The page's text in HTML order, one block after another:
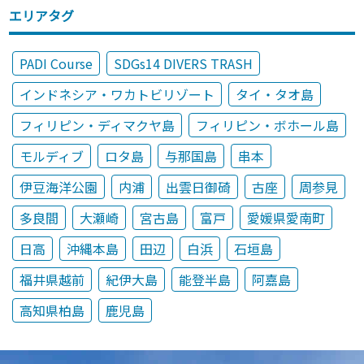
エリアタグ
PADI Course
SDGs14 DIVERS TRASH
インドネシア・ワカトビリゾート
タイ・タオ島
フィリピン・ディマクヤ島
フィリピン・ボホール島
モルディブ
ロタ島 与那国島
串本
伊豆海洋公園
内浦 出雲日御碕 古座
周参見
多良間
大瀬崎 宮古島 富戸
愛媛県愛南町
日高
沖縄本島 田辺 白浜
石垣島
福井県越前
紀伊大島 能登半島
阿嘉島
高知県柏島
鹿児島